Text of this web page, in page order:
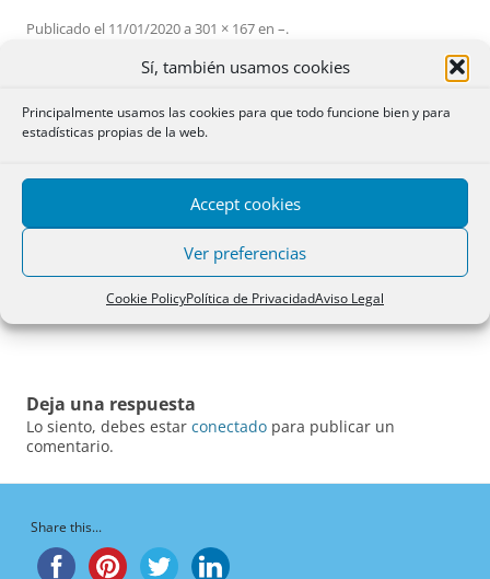
Sí, también usamos cookies
Principalmente usamos las cookies para que todo funcione bien y para
estadísticas propias de la web.
Accept cookies
Ver preferencias
Cookie PolicyPolítica de PrivacidadAviso Legal
Publicado el 11/01/2020a301 × 167en –.
Siguiente →
Deja una respuesta
Lo siento, debes estar conectado para publicar un
comentario.
Share this...